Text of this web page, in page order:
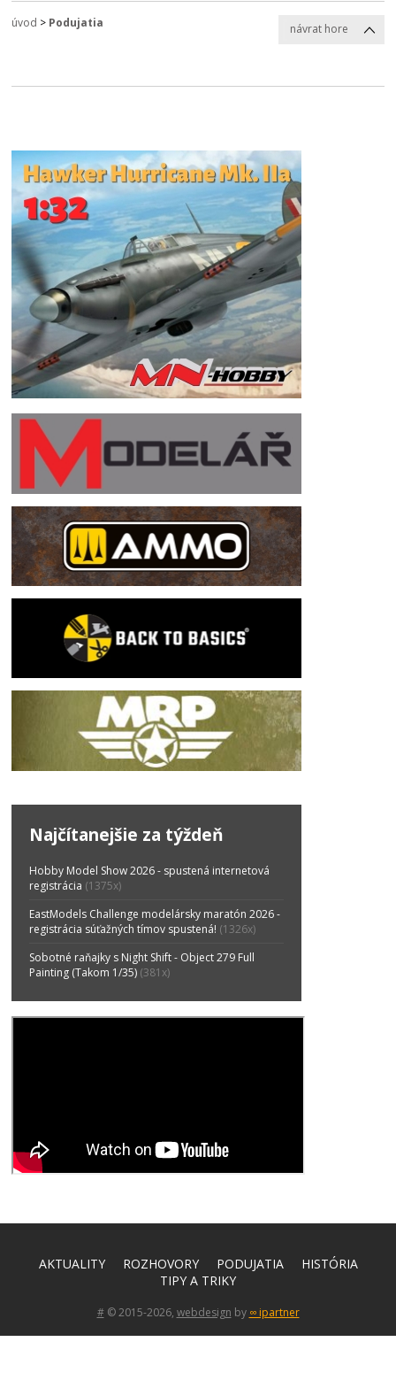
úvod > Podujatia návrat hore
Najčítanejšie za týždeň
Hobby Model Show 2026 - spustená internetová
registrácia (1375x)
EastModels Challenge modelársky maratón 2026 -
registrácia súťažných tímov spustená! (1326x)
Sobotné raňajky s Night Shift - Object 279 Full
Painting (Takom 1/35) (381x)
AKTUALITY ROZHOVORY PODUJATIA
HISTÓRIA
TIPY A TRIKY
#© 2015-2026, webdesign by ∞ ipartner